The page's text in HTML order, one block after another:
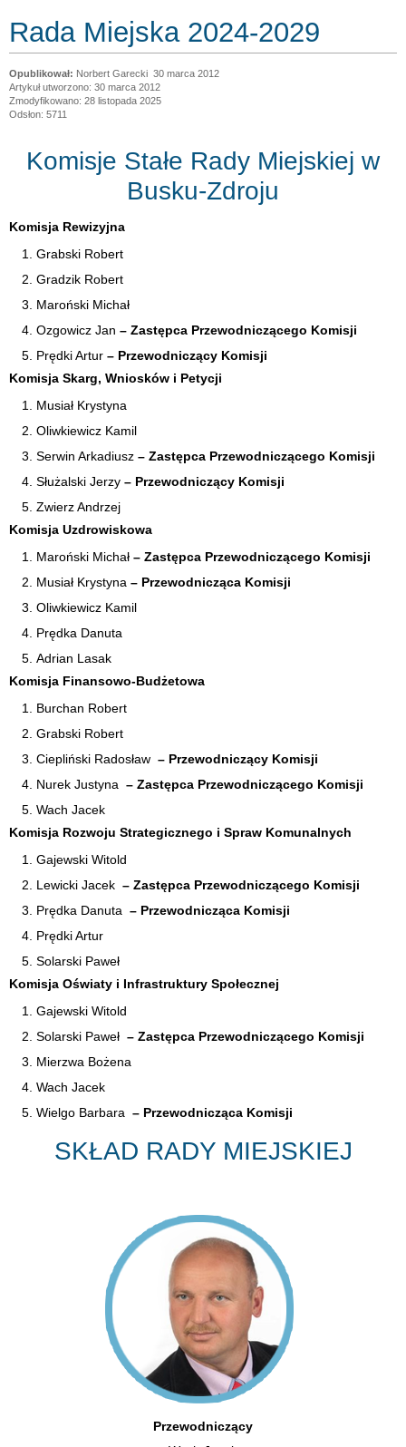
Rada Miejska 2024-2029
Norbert Garecki 30 marca 2012
Artykuł utworzono: 30 marca 2012
Zmodyfikowano: 28 listopada 2025
Odsłon: 5711
Komisje Stałe Rady Miejskiej w
Busku-Zdroju
Komisja Rewizyjna
Grabski Robert
Gradzik Robert
Maroński Michał
Ozgowicz Jan – Zastępca Przewodniczącego Komisji
Prędki Artur – Przewodniczący Komisji
Komisja Skarg, Wniosków i Petycji
Musiał Krystyna
Oliwkiewicz Kamil
Serwin Arkadiusz – Zastępca Przewodniczącego Komisji
Służalski Jerzy – Przewodniczący Komisji
Zwierz Andrzej
Komisja Uzdrowiskowa
Maroński Michał – Zastępca Przewodniczącego Komisji
Musiał Krystyna – Przewodnicząca Komisji
Oliwkiewicz Kamil
Prędka Danuta
Adrian Lasak
Komisja Finansowo-Budżetowa
Burchan Robert
Grabski Robert
Ciepliński Radosław – Przewodniczący Komisji
Nurek Justyna – Zastępca Przewodniczącego Komisji
Wach Jacek
Komisja Rozwoju Strategicznego i Spraw Komunalnych
Gajewski Witold
Lewicki Jacek – Zastępca Przewodniczącego Komisji
Prędka Danuta – Przewodnicząca Komisji
Prędki Artur
Solarski Paweł
Komisja Oświaty i Infrastruktury Społecznej
Gajewski Witold
Solarski Paweł – Zastępca Przewodniczącego Komisji
Mierzwa Bożena
Wach Jacek
Wielgo Barbara – Przewodnicząca Komisji
SKŁAD RADY MIEJSKIEJ
Przewodniczący